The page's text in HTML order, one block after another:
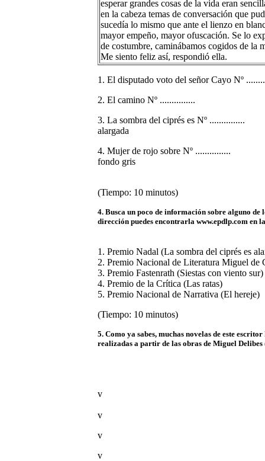
esperar grandes cosas de la vida eran
en la cabeza temas de conversación que
sucedía lo mismo que ante el lienzo en
mayor empeño, mayor ofuscación. Se lo
de costumbre, caminábamos cogidos de la
Me siento feliz así, respondió ella.
1. El disputado voto del señor Cayo Nº
2. El camino Nº ...............
3. La sombra del ciprés es Nº ...............
alargada
4. Mujer de rojo sobre Nº ...............
fondo gris
(Tiempo: 10 minutos)
4. Busca un poco de información sobre alguno
dirección puedes encontrarla www.epdlp.com en
1. Premio Nadal (La sombra del ciprés es
2. Premio Nacional de Literatura Miguel de
3. Premio Fastenrath (Siestas con viento sur)
4. Premio de la Crítica (Las ratas)
5. Premio Nacional de Narrativa (El hereje)
(Tiempo: 10 minutos)
5. Como ya sabes, muchas novelas de este
realizadas a partir de las obras de Miguel
v
v
v
v